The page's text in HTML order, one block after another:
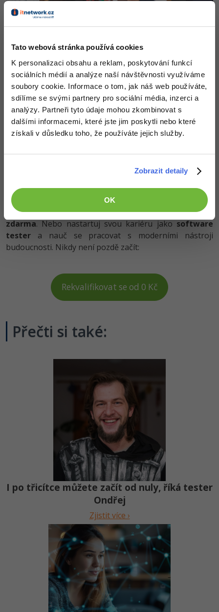
Tato webová stránka používá cookies
K personalizaci obsahu a reklam, poskytování funkcí
sociálních médií a analýze naší návštěvnosti využíváme
soubory cookie. Informace o tom, jak náš web používáte,
sdílíme se svými partnery pro sociální média, inzerci a
analýzy. Partneři tyto údaje mohou zkombinovat s
dalšími informacemi, které jste jim poskytli nebo které
získali v důsledku toho, že používáte jejich služby.
Zobrazit detaily
OK
tím větší hodnotu mají schopnosti, které jsou ryze lidské.
Technické znalosti jsou dnes vstupenkou na trh práce, ale
dlouhodobou konkurenceschopnost zaměstnanců bude
určovat jejich schopnost učit se, spolupracovat a
přizpůsobovat se změnám,“doplnilKlimeš.
Víš, že i soft skills se dají naučit
? Na blogu jsme
pro tebe
připravili návod.
Hledáš novou kariérní příležitost?Začni s ITa získej
skvělý plat, flexibilní podmínky i možnost práce z
akreditovaných kurzů
rekvalifikuj se naprogramátora,datového analytika
webmastera
specialistu na AI
. K akreditovaným
kurzům od nás navíc získášAI kurz jako bonus
zdarma. Nebo nastartuj svou kariéru jakosoftware
tester a nauč se pracovat s moderními nástroji
budoucnosti. Nikdy není pozdě začít:
Rekvalifikovat se od 0 Kč
Přečti si také:
I po třicítce můžete začít od nuly, říká tester
Ondřej
Zjistit více ›